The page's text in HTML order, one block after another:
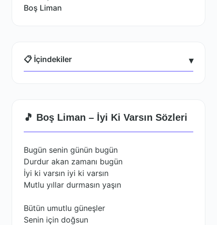
Boş Liman
📋 İçindekiler ▾
🎵 Boş Liman – İyi Ki Varsın Sözleri
Bugün senin günün bugün
Durdur akan zamanı bugün
İyi ki varsın iyi ki varsın
Mutlu yıllar durmasın yaşın
Bütün umutlu güneşler
Senin için doğsun